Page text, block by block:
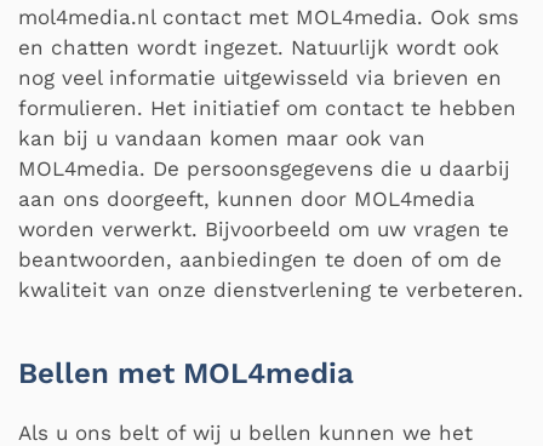
mol4media.nl contact met MOL4media. Ook sms
en chatten wordt ingezet. Natuurlijk wordt ook
nog veel informatie uitgewisseld via brieven en
formulieren. Het initiatief om contact te hebben
kan bij u vandaan komen maar ook van
MOL4media. De persoonsgegevens die u daarbij
aan ons doorgeeft, kunnen door MOL4media
worden verwerkt. Bijvoorbeeld om uw vragen te
beantwoorden, aanbiedingen te doen of om de
kwaliteit van onze dienstverlening te verbeteren.
Bellen met MOL4media
Als u ons belt of wij u bellen kunnen we het